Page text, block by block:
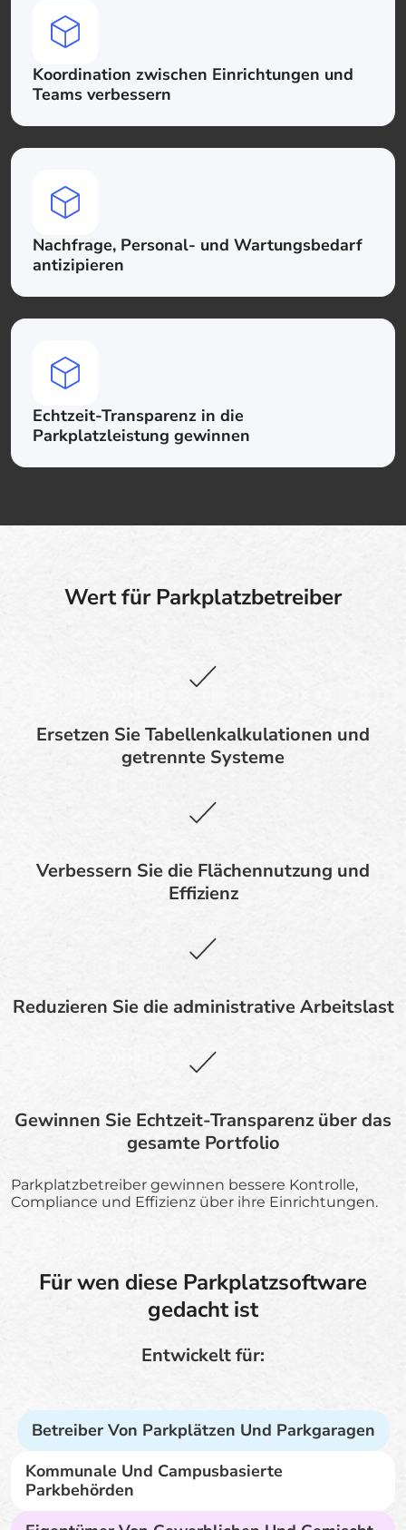
Koordination zwischen Einrichtungen und
Teams verbessern
Nachfrage, Personal- und Wartungsbedarf
antizipieren
Echtzeit-Transparenz in die
Parkplatzleistung gewinnen
Wert für Parkplatzbetreiber
Ersetzen Sie Tabellenkalkulationen und
getrennte Systeme
Verbessern Sie die Flächennutzung und
Effizienz
Reduzieren Sie die administrative Arbeitslast
Gewinnen Sie Echtzeit-Transparenz über das
gesamte Portfolio
Parkplatzbetreiber gewinnen bessere Kontrolle,
Compliance und Effizienz über ihre Einrichtungen.
Für wen diese Parkplatzsoftware
gedacht ist
Entwickelt für:
Betreiber Von Parkplätzen Und Parkgaragen
Kommunale Und Campusbasierte
Parkbehörden